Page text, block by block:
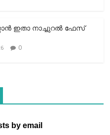
ഇതാ നാച്ചുറല്‍ ഫേസ്
0
by email